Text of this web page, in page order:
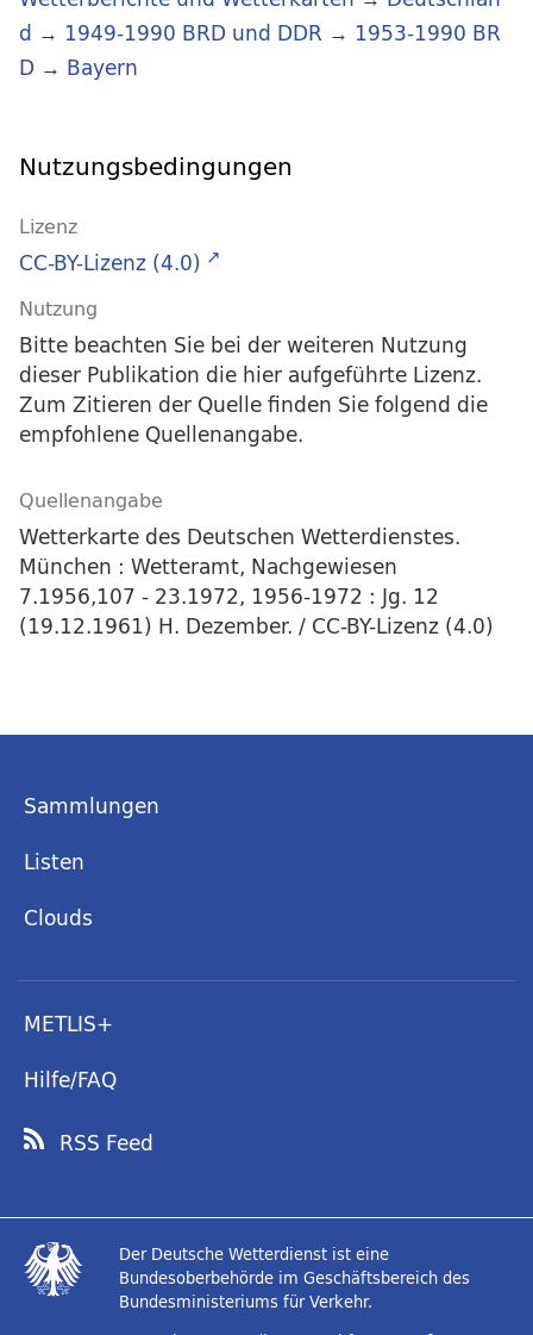
d → 1949-1990 BRD und DDR → 1953-1990 BR
D → Bayern
Nutzungsbedingungen
Lizenz
CC-BY-Lizenz (4.0)
Nutzung
Bitte beachten Sie bei der weiteren Nutzung
dieser Publikation die hier aufgeführte Lizenz.
Zum Zitieren der Quelle finden Sie folgend die
empfohlene Quellenangabe.
Quellenangabe
Wetterkarte des Deutschen Wetterdienstes.
München : Wetteramt, Nachgewiesen
7.1956,107 - 23.1972, 1956-1972 : Jg. 12
(19.12.1961) H. Dezember. / CC-BY-Lizenz (4.0)
Sammlungen
Listen
Clouds
METLIS+
Hilfe/FAQ
RSS Feed
Der Deutsche Wetterdienst ist eine
Bundesoberbehörde im Geschäftsbereich des
Bundesministeriums für Verkehr.